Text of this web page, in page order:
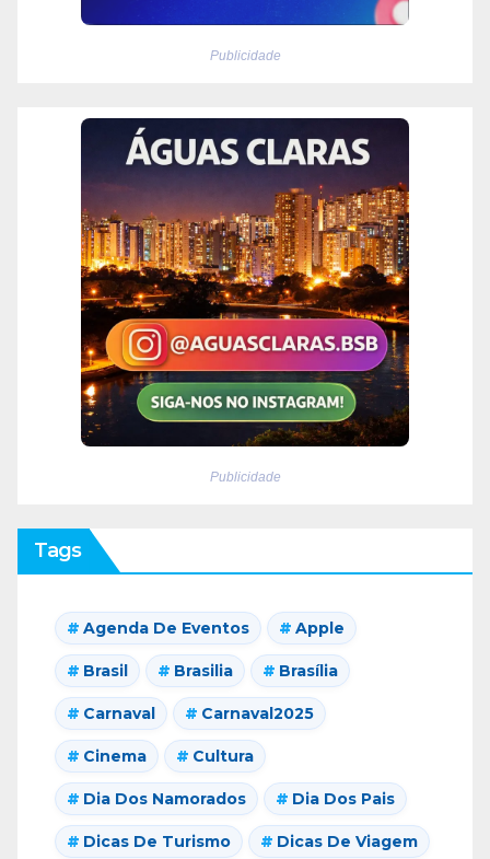
Publicidade
Publicidade
Tags
Agenda De Eventos Apple
Brasil Brasilia Brasília
Carnaval Carnaval2025
Cinema Cultura
Dia Dos Namorados Dia Dos Pais
Dicas De Turismo Dicas De Viagem